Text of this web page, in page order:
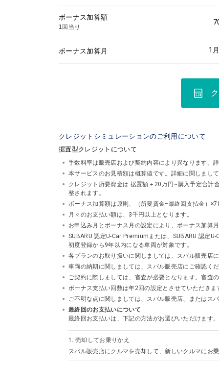
ボーナス加算額
1回当り
ボーナス加算月 1
クレジットシミュレーションのご利用について
据置型クレジットについて
手数料率は販売店および契約内容により異なります。
本サービスのお見積額は概算値です。詳細に関しまし
クレジット所要資金は 据置額＋20万円~購入予定合計
整されます。
ボーナス加算額は原則、（所要資金−最終回支払金）
月々のお支払い額は、3千円以上となります。
お申込み月とボーナス月の設定により、ボーナス加算
SUBARU 認定U-Car Premiumまたは、SUBARU 認定
初度登録から9年以内になる車両が対象です。
各プランのお取り扱いに関しましては、スバル販売店
車両の納期に関しましては、スバル販売店にご確認く
ご契約に際しましては、審査が必要となります。審査
ボーナス支払い回数は年2回の設定とさせていただきま
ご不明な点に関しましては、スバル販売店、またはス
最終回のお支払いについて
最終回お支払いは、下記の方法がお選びいただけます。
1. 売却してお乗りかえ
スバル販売店にクルマを売却して、新しいクルマにお